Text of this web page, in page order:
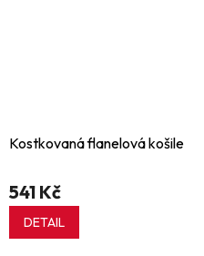
Kostkovaná flanelová košile
541 Kč
DETAIL